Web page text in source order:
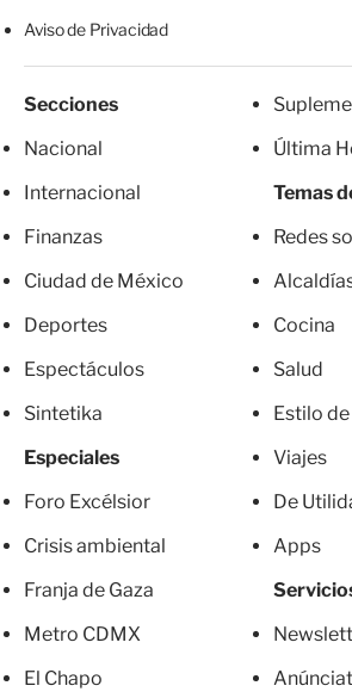
Aviso de Privacidad
Secciones
Nacional
Internacional
Finanzas
Ciudad de México
Deportes
Espectáculos
Sintetika
Especiales
Foro Excélsior
Crisis ambiental
Franja de Gaza
Metro CDMX
El Chapo
Última
Temas
Redes
Cocina
Salud
Estilo
Viajes
De
Apps